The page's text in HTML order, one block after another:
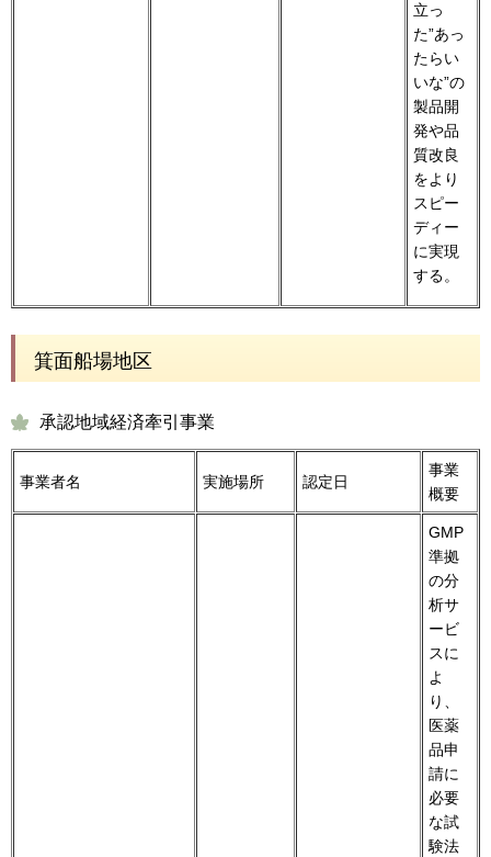
立っ
た”あっ
たらい
いな”の
製品開
発や品
質改良
をより
スピー
ディー
に実現
する。
箕面船場地区
承認地域経済牽引事業
事業者名 実施場所 認定日
事業
概要
GMP
準拠
の分
析サ
ービ
スに
よ
り、
医薬
品申
請に
必要
な試
験法